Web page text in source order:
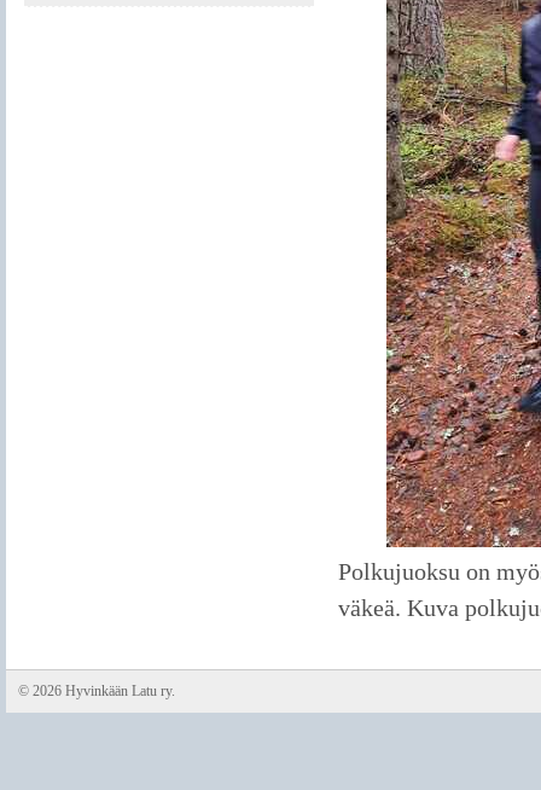
Polkujuoksu on
väkeä. Kuva
© 2026 Hyvinkään Latu ry.